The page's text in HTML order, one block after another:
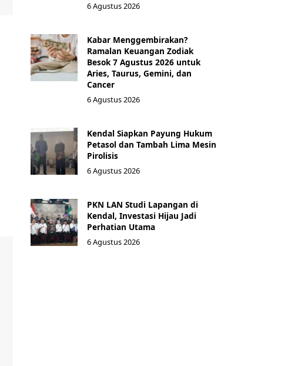
6 Agustus 2026
Kabar Menggembirakan?
Ramalan Keuangan Zodiak
Besok 7 Agustus 2026 untuk
Aries, Taurus, Gemini, dan
Cancer
6 Agustus 2026
Kendal Siapkan Payung Hukum
Petasol dan Tambah Lima Mesin
Pirolisis
6 Agustus 2026
PKN LAN Studi Lapangan di
Kendal, Investasi Hijau Jadi
Perhatian Utama
6 Agustus 2026